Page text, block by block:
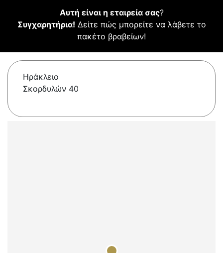
Αυτή είναι η εταιρεία σας?
Συγχαρητήρια! Δείτε πώς μπορείτε να λάβετε το
πακέτο βραβείων!
Ηράκλειο
Σκορδυλών 40